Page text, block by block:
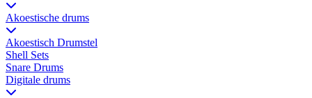
Akoestische drums
Akoestisch Drumstel
Shell Sets
Snare Drums
Digitale drums